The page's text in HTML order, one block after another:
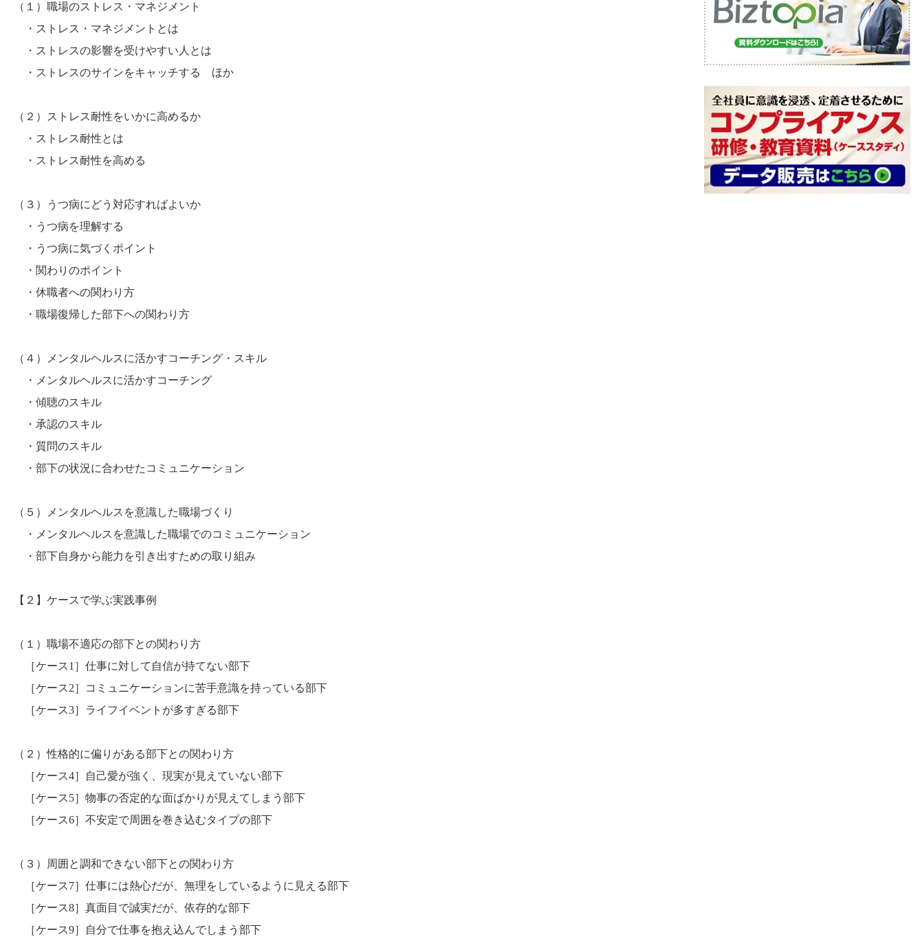
（１）職場のストレス・マネジメント
・ストレス・マネジメントとは
・ストレスの影響を受けやすい人とは
・ストレスのサインをキャッチする ほか
（２）ストレス耐性をいかに高めるか
・ストレス耐性とは
・ストレス耐性を高める
（３）うつ病にどう対応すればよいか
・うつ病を理解する
・うつ病に気づくポイント
・関わりのポイント
・休職者への関わり方
・職場復帰した部下への関わり方
（４）メンタルヘルスに活かすコーチング・スキル
・メンタルヘルスに活かすコーチング
・傾聴のスキル
・承認のスキル
・質問のスキル
・部下の状況に合わせたコミュニケーション
（５）メンタルヘルスを意識した職場づくり
・メンタルヘルスを意識した職場でのコミュニケーション
・部下自身から能力を引き出すための取り組み
【２】ケースで学ぶ実践事例
（１）職場不適応の部下との関わり方
［ケース1］仕事に対して自信が持てない部下
［ケース2］コミュニケーションに苦手意識を持っている部下
［ケース3］ライフイベントが多すぎる部下
（２）性格的に偏りがある部下との関わり方
［ケース4］自己愛が強く、現実が見えていない部下
［ケース5］物事の否定的な面ばかりが見えてしまう部下
［ケース6］不安定で周囲を巻き込むタイプの部下
（３）周囲と調和できない部下との関わり方
［ケース7］仕事には熱心だが、無理をしているように見える部下
［ケース8］真面目で誠実だが、依存的な部下
［ケース9］自分で仕事を抱え込んでしまう部下